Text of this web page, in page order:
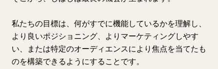
私たちの目標は、何がすでに機能しているかを理解し、
より良いポジショニング、よりマーケティングしやす
い、または特定のオーディエンスにより焦点を当てたも
のを構築できるようにすることです。